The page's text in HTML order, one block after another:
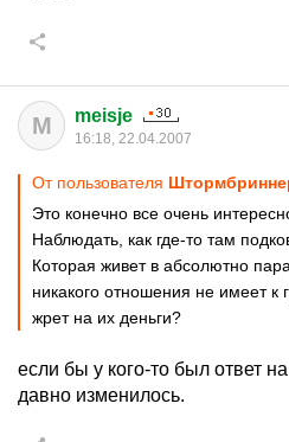
M meisje
16:18, 22.04.2007
От пользователя
Это конечно все очень
Наблюдать, как где-то там
Которая живет в абсолютно
никакого отношения не имеет
жрет на их деньги?
если бы у кого-то был ответ
давно изменилось.